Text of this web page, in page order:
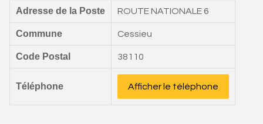
Adresse de la Poste ROUTE NATIONALE 6
Commune Cessieu
Code Postal 38110
Téléphone Afficher le téléphone